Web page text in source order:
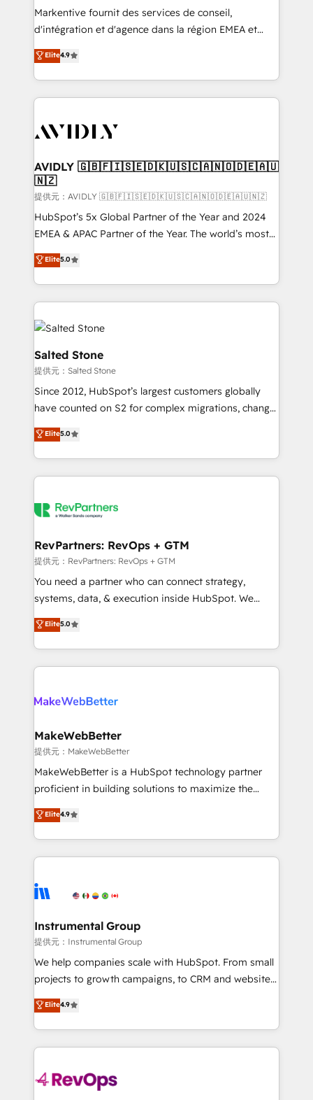
Build high-performing websites with UX, messaging,
& conversion strategy that drive results. 🤖AI
AI, & maximize AEO with tailored AI services. 🧩
Integrations: Extend HubSpot with custom
Markentive fournit des services de conseil,
d'intégration et d'agence dans la région EMEA et
North America. Avec plus de 115 experts en
marketing automation, Growth, Revops, CRM et
webdesign. Markentive is both a consulting firm, a
digital agency and an integrator. With over 115
CRM and webdesign (We focus on EMEA - USA
Elite4.9
AVIDLY 🇬🇧🇫🇮🇸🇪🇩🇰🇺🇸🇨🇦🇳🇴🇩🇪🇦🇺
🇳🇿
提供元：AVIDLY 🇬🇧🇫🇮🇸🇪🇩🇰🇺🇸🇨🇦🇳🇴🇩🇪🇦🇺🇳🇿
HubSpot’s 5x Global Partner of the Year and 2024
EMEA & APAC Partner of the Year. The world’s most
experienced and fully accredited HubSpot Solutions
Partner. 🚀 With 2,750+ HubSpot projects delivered
and 370+ specialists across EMEA, APAC and NAM,
we de-risk complex CRM programmes and
accelerate ROI across every HubSpot Hub. 🧭 From
multi-region migrations to AI-powered automation,
we turn complexity into clarity, human at global
scale. 🏆 HubSpot’s CEO called us “the partner of the
future.” Others agree it is proof of trust built through
measurable impact.
Elite5.0
Salted Stone
提供元：Salted Stone
Since 2012, HubSpot’s largest customers globally
have counted on S2 for complex migrations, change
management, systems integration, and creative
solutions that deliver measurable impact and
transform brand experiences As one of the few full-
service creative agencies in the HubSpot
winning design to build scalable, globally
marketing campaigns, & RevOps frameworks that
fuel long-term success We connect the entire
customer lifecycle through seamless integrations,
ensure long-term adoption with change-
and service to drive sustainable growth With 6 key
HubSpot accreditations and experience across
Elite5.0
RevPartners: RevOps + GTM
提供元：RevPartners: RevOps + GTM
You need a partner who can connect strategy,
systems, data, & execution inside HubSpot. We
bridge the gap where most agencies fall short by
combining GTM strategy with technical execution to
solve the right problem with the right solution. As the
only firm in the world to hold Elite Partner
clients gain a unique advantage in CRM architecture,
market execution. Why B2B Businesses Choose RP: -
Secure: Soc2 compliant 🛡️ - Pricing: Implementations
starting at $1,5k 💵 - Speed: Launch in 14 days ⚡ -
Global: 75+ RPers across five continents 🌐 - Scale:
HubSpot Partner 🪴 - Sales Hub: More
implementations than any other Partner 💻 -
agency for an Ops problem. Don't hire a technical
agency for a growth problem. Hire a partner built to
Elite5.0
MakeWebBetter
提供元：MakeWebBetter
MakeWebBetter is a HubSpot technology partner
proficient in building solutions to maximize the
operational efficiency of HubSpot. The fastest-
growing tech-enabler & facilitator, MakeWebBetter,
hands you the blend of HubSpot expertise &
eminent solutions & integrations. Trust us to
Elite Partners with 10+ years of HubSpot experience
Premier Partner 2023 🌟5 HubSpot Accreditations 🌟
Won HubSpot Theme Challenge 2021 🌟INBOUND’19
HubSpot Rising Star Why us? Harnessing the full
potential of the powerful HubSpot CRM. ✔️A team of
HubSpot experience ✔️Flexible pricing models —
Hourly-fee (assigned one Dedicated HubSpot
requirement). ✔️Helped over 25,000+ customers so
far with our HubSpot solutions. ✔️Bespoke apps &
Elite4.9
Instrumental Group
提供元：Instrumental Group
We help companies scale with HubSpot. From small
projects to growth campaigns, to CRM and websites.
Hire an agency that's experienced in every inch of
HubSpot and willing to work hand-in-hand with your
team to simplify the complex and build a better
experience for your team and customers.
Elite4.9